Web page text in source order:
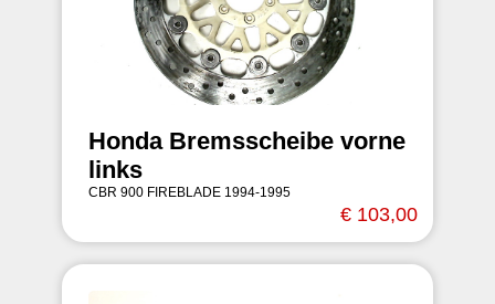
Honda Bremsscheibe vorne
links
CBR 900 FIREBLADE 1994-1995
€ 103,00